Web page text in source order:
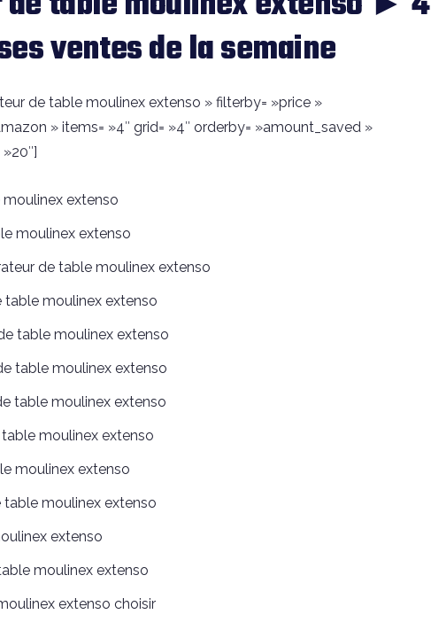
ventes de la semaine
de table moulinex extenso » filterby= »price »
» items= »4″ grid= »4″ orderby= »amount_saved »
extenso
moulinex extenso
de table moulinex extenso
table moulinex extenso
table moulinex extenso
table moulinex extenso
table moulinex extenso
moulinex extenso
moulinex extenso
table moulinex extenso
extenso
moulinex extenso
extenso choisir